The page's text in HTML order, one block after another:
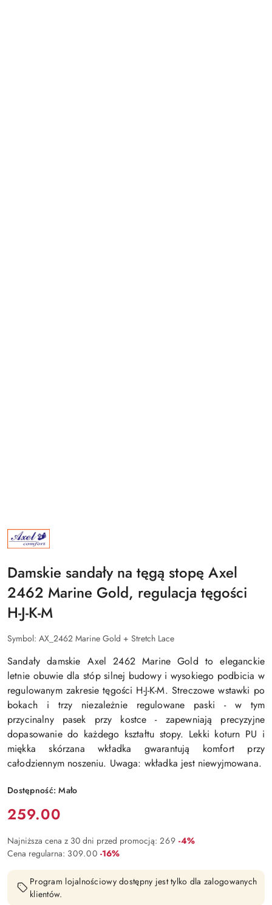
BUTY
AXEL
KOSELA
Damskie sandały na tęgą stopę Axel
2462 Marine Gold, regulacja tęgości
H-J-K-M
Symbol: AX_2462 Marine Gold + Stretch Lace
Sandały damskie Axel 2462 Marine Gold to eleganckie
letnie obuwie dla stóp silnej budowy i wysokiego podbicia w
regulowanym zakresie tęgości H-J-K-M. Streczowe wstawki po
bokach i trzy niezależnie regulowane paski - w tym
przycinalny pasek przy kostce - zapewniają precyzyjne
dopasowanie do każdego kształtu stopy. Lekki koturn PU i
miękka skórzana wkładka gwarantują komfort przy
całodziennym noszeniu. Uwaga: wkładka jest niewyjmowana.
Dostępność:Mało
Cena:
259.00
Najniższa cena z 30 dni przed promocją: 269 Rabat:
-4%
Cena regularna: 309.00 Rabat:
-16%
Program lojalnościowy dostępny jest tylko dla zalogowanych
klientów.